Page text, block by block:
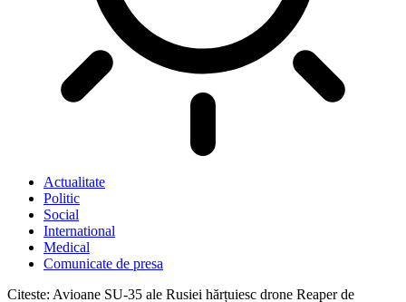
Actualitate
Politic
Social
International
Medical
Comunicate de presa
Citeste: Avioane SU-35 ale Rusiei hărțuiesc drone Reaper de